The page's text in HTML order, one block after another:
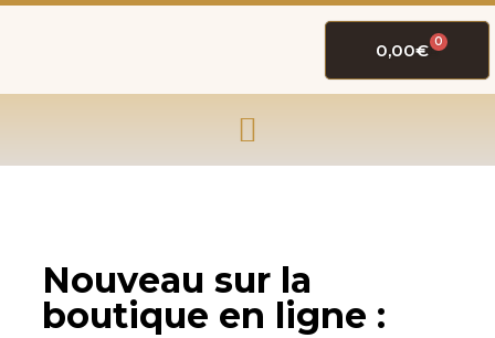
0,00€ 0
Nouveau sur la
boutique en ligne :